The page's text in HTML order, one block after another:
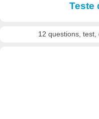
Teste
12 questions,